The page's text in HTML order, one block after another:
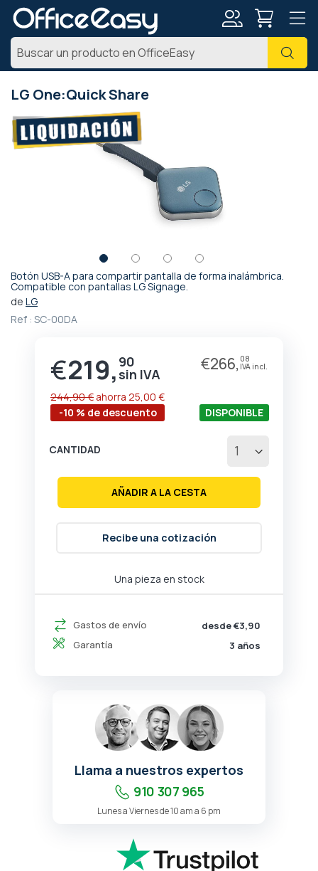
LG One:Quick Share
Botón USB-A para compartir pantalla de forma inalámbrica.
Compatible con pantallas LG Signage.
de LG
Ref : SC-00DA
Precio
especial
€219, 90 €266, 08
-10 % de descuento
244,90 € ahorra 25,00 €
Una pieza en stock
DISPONIBLE
Gastos de envío
desde €3,90
Garantía
3 años
CANTIDAD
AÑADIR A LA CESTA
Recibe una cotización
al
final
de
Saltar
al
de
Llama a nuestros expertos
910 307 965
Lunes a Viernes de 10 am a 6 pm